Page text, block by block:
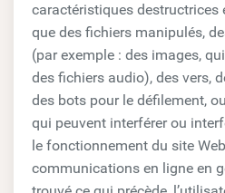
caractéristiques destructrices
que des fichiers manipulés,
(par exemple : des images,
des fichiers audio), des vers,
des bots pour le défilement,
qui peuvent interférer ou
le fonctionnement du site
communications en ligne en